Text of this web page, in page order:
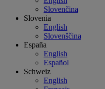
Slovenčina
Slovenia
English
Slovenščina
España
English
Español
Schweiz
English